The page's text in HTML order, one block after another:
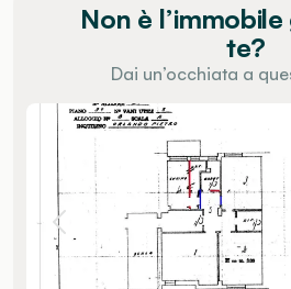
Non è
te?
Dai un’occhiata a